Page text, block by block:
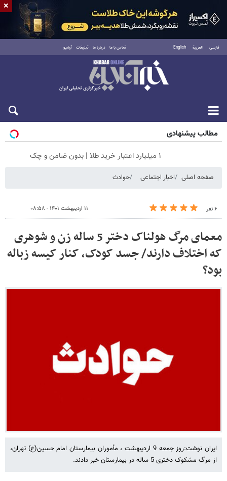
فارسی العربية English تماس با ما درباره ما تبلیغات آرشیو
شنبه ۱۷ مرداد ۱۴۰۵
مطالب پیشنهادی
۱ میلیارد اعتبار خرید طلا | بدون ضامن و چک
صفحه اصلی اخبار اجتماعی حوادث
۶ نفر ۱۱ اردیبهشت ۱۴۰۱ - ۰۸:۵۸
معمای مرگ هولناک دختر 5 ساله زن و شوهری
که اختلاف دارند/ جسد کودک، کنار کیسه زباله
بود؟
ایران نوشت:روز جمعه 9 اردیبهشت ، مأموران بیمارستان امام حسین(ع) تهران،
از مرگ مشکوک دختری 5 ساله در بیمارستان خبر دادند.
×